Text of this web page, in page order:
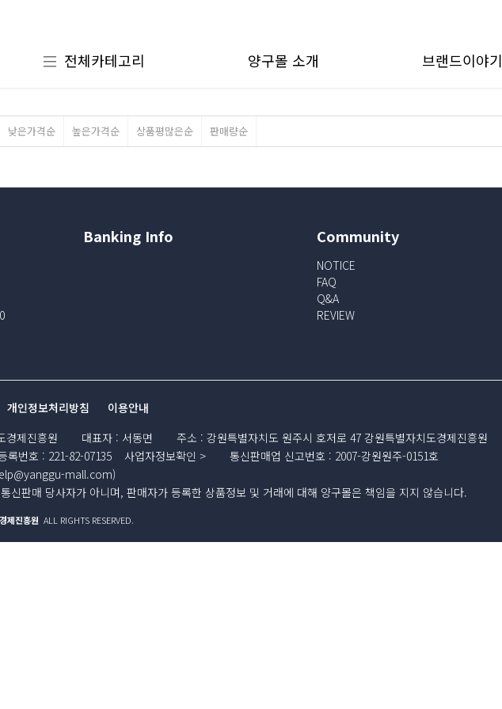
전체카테고리 양구몰 소개 브랜드이야기
낮은가격순 높은가격순 상품평많은순 판매량순
Banking Info Community
NOTICE
FAQ
Q&A
REVIEW
개인정보처리방침 이용안내
경제진흥원 대표자 : 서동면 주소 : 강원특별자치도 원주시 호저로 47 강원특별자치도경제진흥원
록번호 : 221-82-07135 사업자정보확인 통신판매업 신고번호 : 2007-강원원주-0151호
mall.com)
신판매 당사자가 아니며, 판매자가 등록한 상품정보 및 거래에 대해 양구몰은 책임을 지지 않습니다.
제진흥원 ALL RIGHTS RESERVED.